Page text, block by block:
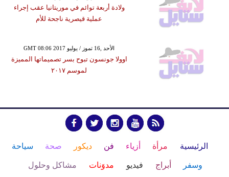
ولادة أربعة توائم في موريتانيا عقب إجراء
عملية قيصرية ناجحة للأم
GMT 08:06 2017 الأحد ,16 تموز / يوليو
اوولا جونسون تبوح بسر تصميماتها المميزة
لموسم ٢٠١٧
الرئيسية مرأة أزياء فن ديكور صحة سياحة
وسفر أبراج فيديو مدوَنات مشاكل وحلول